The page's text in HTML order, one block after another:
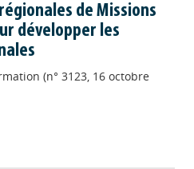
de Missions
développer les
(n° 3123, 16 octobre